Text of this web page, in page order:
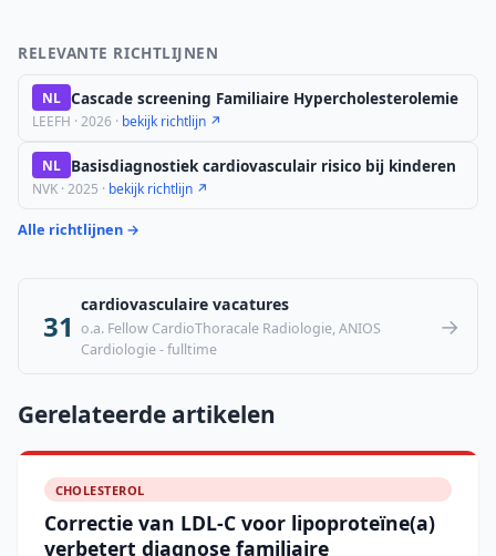
RELEVANTE RICHTLIJNEN
NL Cascade screening Familiaire Hypercholesterolemie
LEEFH · 2026 · bekijk richtlijn ↗
NL Basisdiagnostiek cardiovasculair risico bij kinderen
NVK · 2025 · bekijk richtlijn ↗
Alle richtlijnen →
31
cardiovasculaire vacatures
o.a. Fellow CardioThoracale Radiologie, ANIOS
Cardiologie - fulltime
→
Gerelateerde artikelen
CHOLESTEROL
Correctie van LDL-C voor lipoproteïne(a)
verbetert diagnose familiaire